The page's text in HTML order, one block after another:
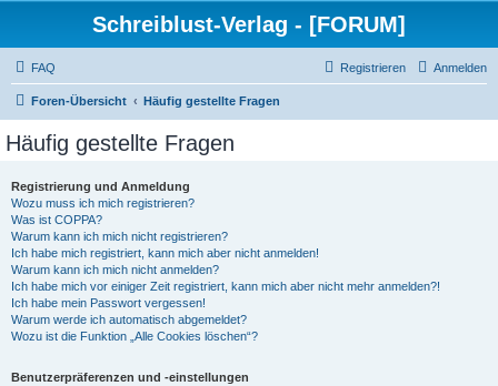
Schreiblust-Verlag - [FORUM]
FAQ Anmelden
Registrieren
Foren-Übersicht Häufig gestellte Fragen
Häufig gestellte Fragen
Registrierung und Anmeldung
Wozu muss ich mich registrieren?
Was ist COPPA?
Warum kann ich mich nicht registrieren?
Ich habe mich registriert, kann mich aber nicht anmelden!
Warum kann ich mich nicht anmelden?
Ich habe mich vor einiger Zeit registriert, kann mich aber nicht mehr anmelden?!
Ich habe mein Passwort vergessen!
Warum werde ich automatisch abgemeldet?
Wozu ist die Funktion „Alle Cookies löschen“?
Benutzerpräferenzen und -einstellungen